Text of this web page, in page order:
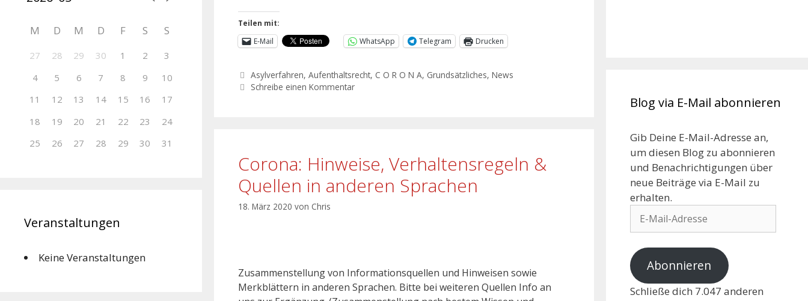
Teilen mit:
E-Mail
WhatsApp Telegram Drucken
Asylverfahren,Aufenthaltsrecht, C O R O N A, Grundsätzliches,News
Schreibe einen Kommentar
Corona: Hinweise, Verhaltensregeln &
Quellen in anderen Sprachen
18. März 2020 von Chris
Zusammenstellung von Informationsquellen und Hinweisen sowie
Merkblättern in anderen Sprachen. Bitte bei weiteren Quellen Info an
M D M D F S S
27 28 29 30 1 2
3
4
5 6 7 8 9
10
11
12 13 14 15 16
17
18
19 20 21 22 23
24
25
26 27 28 29 30 31
Veranstaltungen
Keine Veranstaltungen
Blog via E-Mail abonnieren
Gib Deine E-Mail-Adresse an,
um diesen Blog zu abonnieren
und Benachrichtigungen über
neue Beiträge via E-Mail zu
erhalten.
Abonnieren
Schließe dich 7.047 anderen